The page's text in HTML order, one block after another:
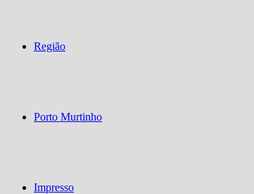
Região
Porto Murtinho
Impresso